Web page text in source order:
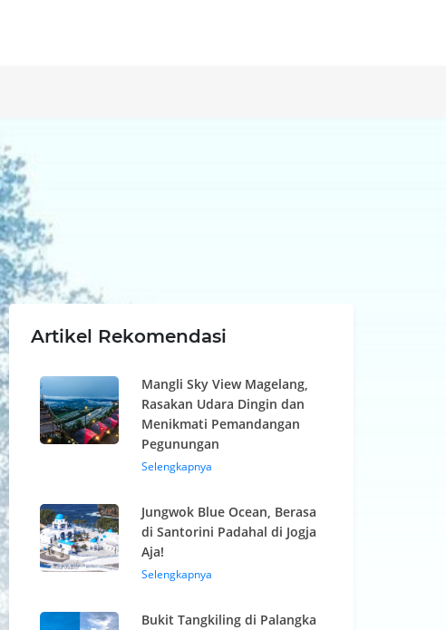
Artikel Rekomendasi
Mangli Sky View Magelang,
Rasakan Udara Dingin dan
Menikmati Pemandangan
Pegunungan
Selengkapnya
Jungwok Blue Ocean, Berasa
di Santorini Padahal di Jogja
Aja!
Selengkapnya
Bukit Tangkiling di Palangka